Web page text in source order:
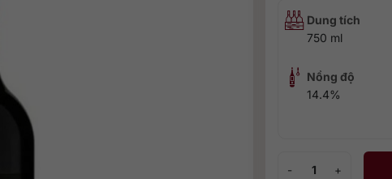
Dung tích
750 ml
Nồng độ
14.4%